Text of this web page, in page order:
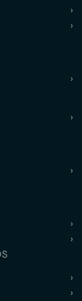
›
›
›
›
›
›
›
›
›